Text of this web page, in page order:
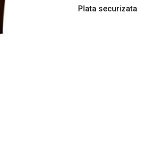
Plata securizata